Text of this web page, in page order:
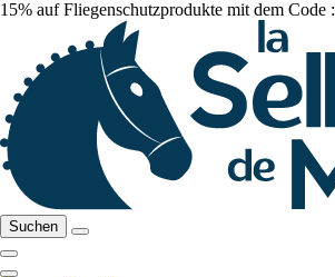
15% auf Fliegenschutzprodukte mit dem Code :
Suchen